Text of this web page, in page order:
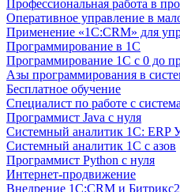
Профессиональная работа в
Оперативное управление в
Применение «1С:CRM» для
Программирование в 1С
Программирование 1С с 0 до
Азы программирования в
Бесплатное обучение
Специалист по работе с
Программист Java с нуля
Системный аналитик 1С: ERP
Системный аналитик 1С с азов
Программист Python с нуля
Интернет-продвижение
Внедрение 1C:CRM и